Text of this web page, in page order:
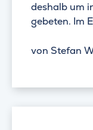
deshalb um
gebeten. Im
von Stefan